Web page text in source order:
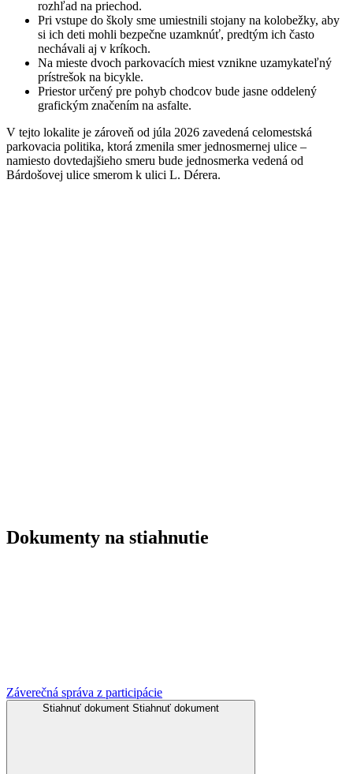
rozhľad na priechod.
Pri vstupe do školy sme umiestnili stojany na kolobežky, aby
si ich deti mohli bezpečne uzamknúť, predtým ich často
nechávali aj v kríkoch.
Na mieste dvoch parkovacích miest vznikne uzamykateľný
prístrešok na bicykle.
Priestor určený pre pohyb chodcov bude jasne oddelený
grafickým značením na asfalte.
V tejto lokalite je zároveň od júla 2026 zavedená celomestská
parkovacia politika, ktorá zmenila smer jednosmernej ulice –
namiesto dovtedajšieho smeru bude jednosmerka vedená od
Bárdošovej ulice smerom k ulici L. Dérera.
Dokumenty na stiahnutie
Záverečná správa z participácie
Stiahnuť dokument Stiahnuť dokument